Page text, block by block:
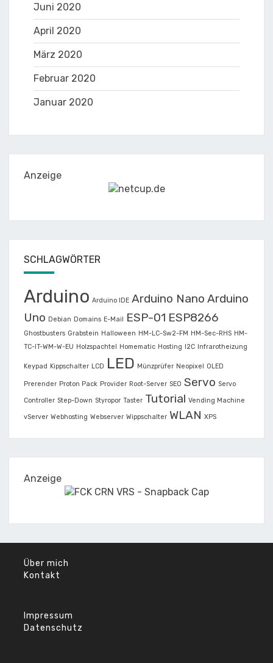
Juni 2020
April 2020
März 2020
Februar 2020
Januar 2020
Anzeige
SCHLAGWÖRTER
Arduino Arduino IDE Arduino Nano Arduino
Uno Debian Domains E-Mail ESP-01 ESP8266
Ghostbusters Grabstein Halloween HM-LC-Sw2-FM HM-Sec-RHS HM-
TC-IT-WM-W-EU Holzspachtel Homematic Hosting I2C Infrarotheizung
Keypad Kippschalter LCD LED Münzprüfer Neopixel OLED
Prerender Proton Pack Provider Root-Server SEO Servo Servo
Controller Step-Down Styropor Taster Tutorial Vending Machine
vServer Webhosting Webserver Wippschalter WLAN XPS
Anzeige
Über mich
Kontakt
Impressum
Datenschutz